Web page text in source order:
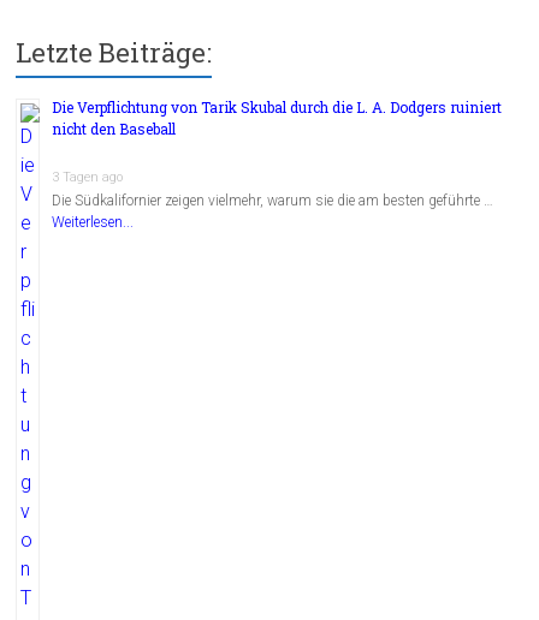
Letzte Beiträge:
Die Verpflichtung von Tarik Skubal durch die L. A. Dodgers ruiniert
nicht den Baseball
3 Tagen ago
Die Südkalifornier zeigen vielmehr, warum sie die am besten geführte …
Weiterlesen...